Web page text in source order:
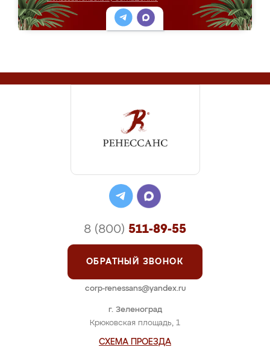
г. Зеленоград
Крюковская площадь, 1
СХЕМА ПРОЕЗДА
8 (800) 511-89-55
ОБРАТНЫЙ ЗВОНОК
corp-renessans@yandex.ru